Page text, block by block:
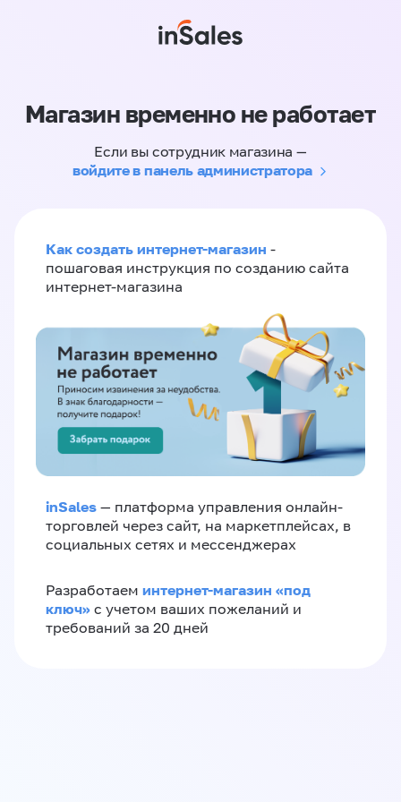
Магазин временно не работает
Если вы сотрудник магазина —
войдите в панель администратора
Как создать интернет-магазин -
пошаговая инструкция по созданию сайта
интернет-магазина
inSales — платформа управления онлайн-
торговлей через сайт, на маркетплейсах, в
социальных сетях и мессенджерах
Разработаем интернет-магазин «‎под
ключ»‎ с учетом ваших пожеланий и
требований за 20 дней